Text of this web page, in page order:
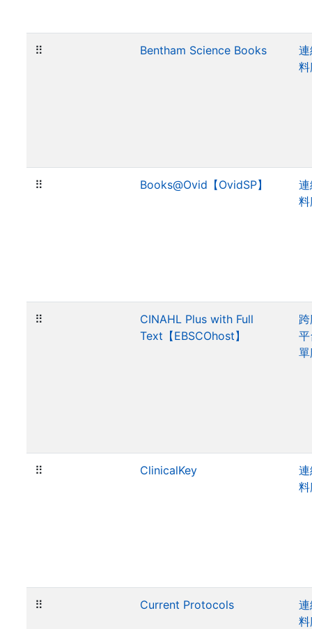
⠿ Bentham Science Books
⠿ Books@Ovid【OvidSP】
⠿
CINAHL Plus with Full
Text【EBSCOhost】
⠿ ClinicalKey
⠿ Current Protocols